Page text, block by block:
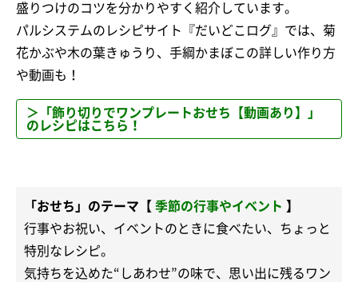
盛りつけのコツを分かりやすく紹介しています。
パルシステムのレシピサイト『だいどこログ』では、菊
花かぶや木の葉きゅうり、手綱かまぼこの詳しい作り方
や動画も！
＞「飾り切りでワンプレートおせち【動画あり】」
のレシピはこちら！
「おせち」のテーマ【 季節の行事やイベント 】
行事やお祝い、イベントのときに食べたい、ちょっと
特別なレシピ。
気持ちを込めた“しあわせ”の味で、思い出に残るワン